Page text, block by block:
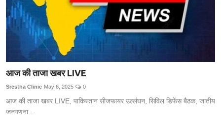
आज की ताजा खबर LIVE
Srestha Clinic May 6, 2025 0
आज की ताजा खबर LIVE, पाकिस्तान सीजफायर उल्लंघन, सिविल डिफेंस बैठक, जातीय
जनगणना ...